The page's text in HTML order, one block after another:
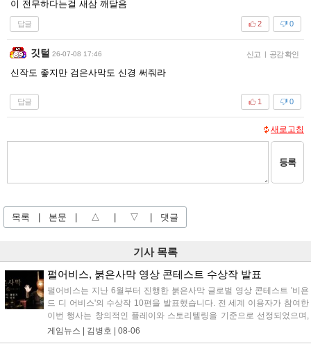
이 전무하다는걸 새삼 깨달음
답글 0
2
깃털 26-07-08 17:46 신고 | 공감 확인
신작도 좋지만 검은사막도 신경 써줘라
답글 0
1
새로고침
등록
목록 본문 △ ▽ 댓글
기사 목록
펄어비스, 붉은사막 영상 콘테스트 수상작 발표
펄어비스는 지난 6월부터 진행한 붉은사막 글로벌 영상 콘테스트 '비욘
드 디 어비스'의 수상작 10편을 발표했습니다. 전 세계 이용자가 참여한
이번 행사는 창의적인 플레이와 스토리텔링을 기준으로 선정되었으며,
수상자들에게는 펄어비스 사옥 '홈 원' 초청 혜택과 기념 주화 및 굿즈가
게임뉴스 | 김병호 | 08-06